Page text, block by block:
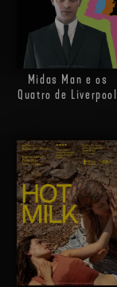
Midas Man e os
Quatro de Liverpool